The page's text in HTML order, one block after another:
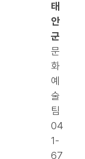
태
안
군
문
화
예
술
팀
04
1-
67